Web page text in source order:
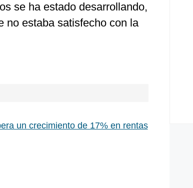
se ha estado desarrollando,
no estaba satisfecho con la
un crecimiento de 17% en rentas